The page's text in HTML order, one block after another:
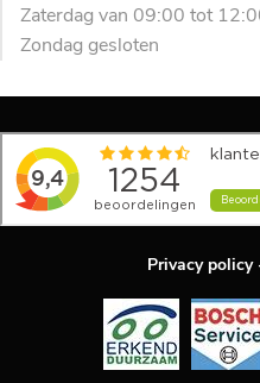
Zaterdag van 09:00 tot
Zondag gesloten
Privacy policy